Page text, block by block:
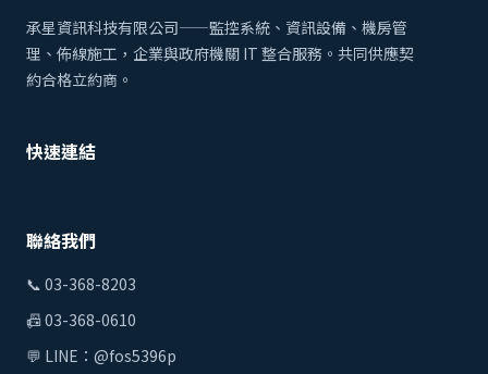
承星資訊科技有限公司——監控系統、資訊設備、機房管
理、佈線施工，企業與政府機關 IT 整合服務。共同供應契
約合格立約商。
快速連結
聯絡我們
📞 03-368-8203
📠 03-368-0610
💬 LINE： @fos5396p